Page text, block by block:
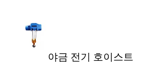
야금 전기 호이스트